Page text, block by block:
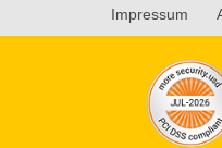
Impressum